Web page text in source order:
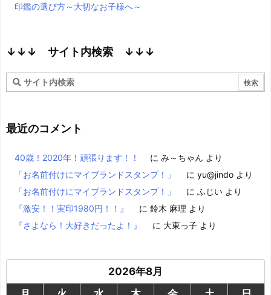
印鑑の選び方～大切なお子様へ～
↓↓↓ サイト内検索 ↓↓↓
最近のコメント
40歳！2020年！頑張ります！！ に み～ちゃん より
「お名前付けにマイブランドスタンプ！」
に yu@jindo より
「お名前付けにマイブランドスタンプ！」
に ふじい より
『激安！！実印1980円！！』
に 鈴木 麻理 より
『さよなら！大好きだったよ！』
に 大東っ子 より
2026年8月